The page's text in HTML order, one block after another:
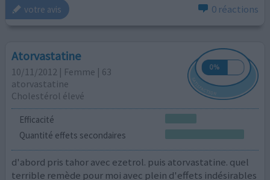
votre avis 0 réactions
Atorvastatine
10/11/2012 | Femme | 63
atorvastatine
Cholestérol élevé
Efficacité
Quantité effets secondaires
d'abord pris tahor avec ezetrol. puis atorvastatine. quel
terrible remède pour moi avec plein d'effets indésirables